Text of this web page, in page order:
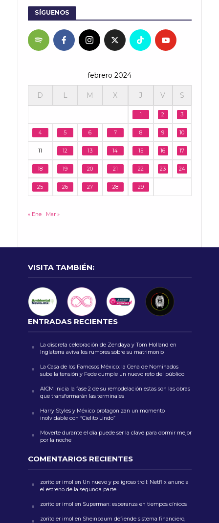
SÍGUENOS
febrero 2024
D L M X J V S
1 2 3
4 5 6 7 8 9 10
11 12 13 14 15 16 17
18 19 20 21 22 23 24
25 26 27 28 29
« Ene Mar »
VISITA TAMBIÉN:
ENTRADAS RECIENTES
La discreta celebración de Zendaya y Tom Holland en
Inglaterra aviva los rumores sobre su matrimonio
La Casa de los Famosos México: la Cena de Nominados
sube la tensión y Fede cumple un nuevo reto del público
AICM inicia la fase 2 de su remodelación estas son las obras
que transformarán las terminales
Harry Styles y México protagonizan un momento
inolvidable con “Cielito Lindo”
Moverte durante el día puede ser la clave para dormir mejor
por la noche
COMENTARIOS RECIENTES
zoritoler imol en Un nuevo y peligroso troll: Netflix anuncia
el estreno de la segunda parte
zoritoler imol en Superman: esperanza en tiempos cínicos
zoritoler imol en Sheinbaum defiende sistema financiero,